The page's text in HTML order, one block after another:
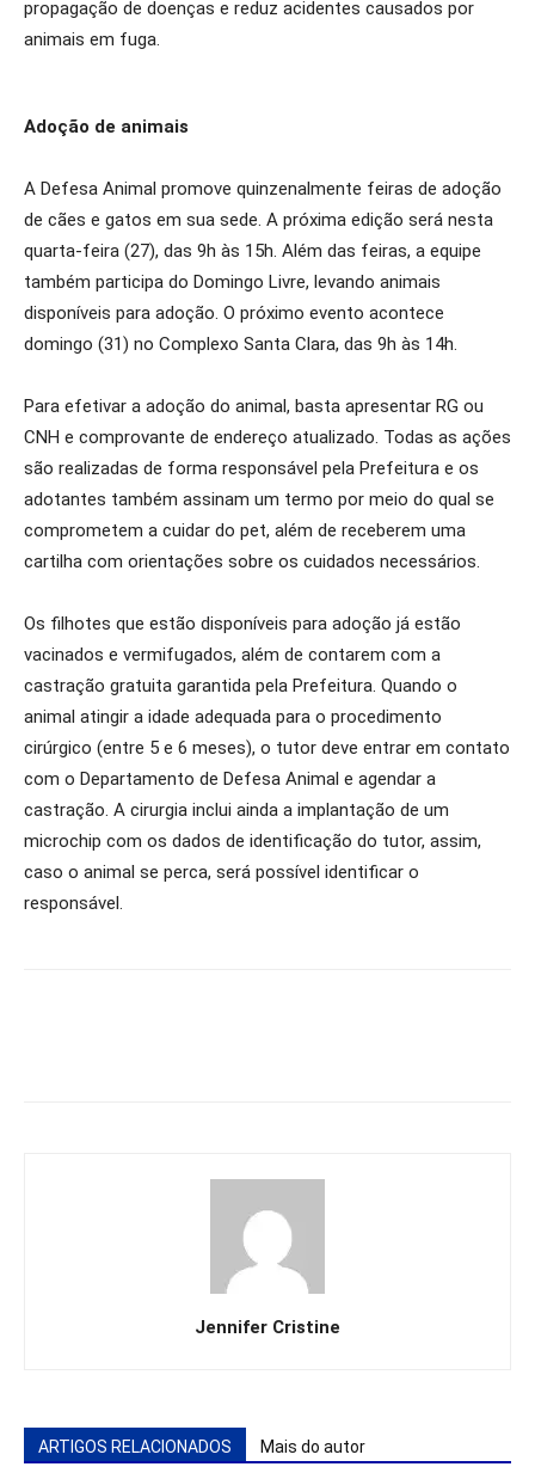
propagação de doenças e reduz acidentes causados por
animais em fuga.
Adoção de animais
A Defesa Animal promove quinzenalmente feiras de adoção
de cães e gatos em sua sede. A próxima edição será nesta
quarta-feira (27), das 9h às 15h. Além das feiras, a equipe
também participa do Domingo Livre, levando animais
disponíveis para adoção. O próximo evento acontece
domingo (31) no Complexo Santa Clara, das 9h às 14h.
Para efetivar a adoção do animal, basta apresentar RG ou
CNH e comprovante de endereço atualizado. Todas as ações
são realizadas de forma responsável pela Prefeitura e os
adotantes também assinam um termo por meio do qual se
comprometem a cuidar do pet, além de receberem uma
cartilha com orientações sobre os cuidados necessários.
Os filhotes que estão disponíveis para adoção já estão
vacinados e vermifugados, além de contarem com a
castração gratuita garantida pela Prefeitura. Quando o
animal atingir a idade adequada para o procedimento
cirúrgico (entre 5 e 6 meses), o tutor deve entrar em contato
com o Departamento de Defesa Animal e agendar a
castração. A cirurgia inclui ainda a implantação de um
microchip com os dados de identificação do tutor, assim,
caso o animal se perca, será possível identificar o
responsável.
Jennifer Cristine
ARTIGOS RELACIONADOS Mais do autor